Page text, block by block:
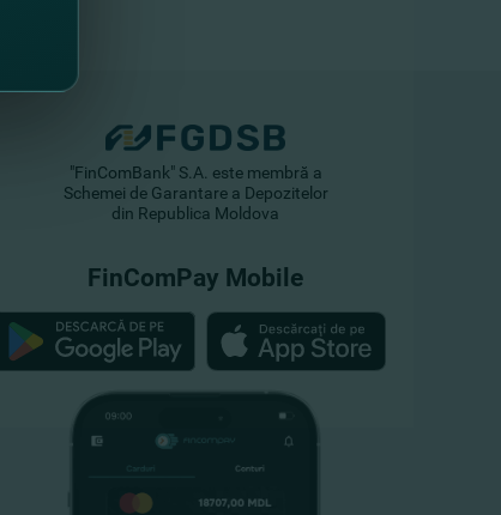
"FinComBank" S.A. este membră a
Schemei de Garantare a Depozitelor
din Republica Moldova
FinComPay Mobile